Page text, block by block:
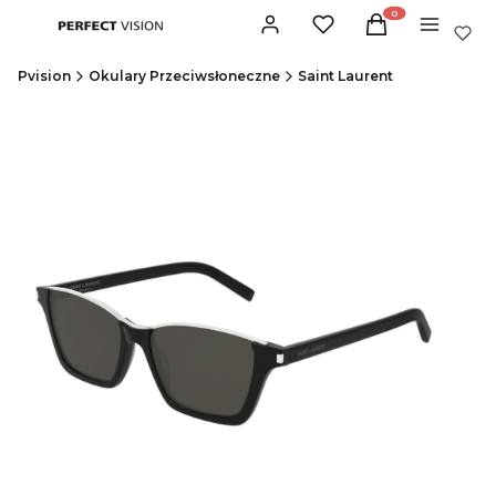
Zaloguj sięUlubioneProdukty w
Koszyk Menu
Pvision Okulary Przeciwsłoneczne Saint Laurent